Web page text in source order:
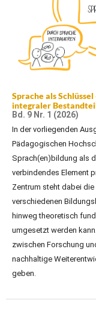
Sprache als
integraler
Bd. 9 Nr. 1 (2026)
In der vorliegenden
Pädagogischen
Sprach(en)bildung als
verbindendes Element
Zentrum steht dabei
verschiedenen
hinweg theoretisch
umgesetzt werden
zwischen Forschung
nachhaltige
geben.